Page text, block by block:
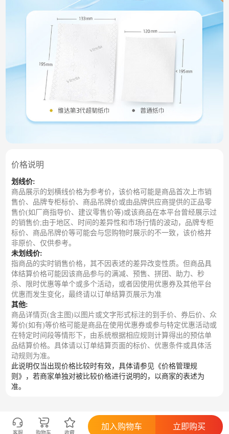
价格说明
划线价:
商品展示的划横线价格为参考价，该价格可能是商品首次上市销
售价、品牌专柜标价、商品吊牌价或由品牌供应商提供的正品零
售价(如厂商指导价、建议零售价等)或该商品在本平台曾经展示过
的销售价;由于地区、时间的差异性和市场行情的波动，品牌专柜
标价、商品吊牌价等可能会与您购物时展示的不一致，该价格并
非原价、仅供参考。
未划线价:
指商品的实时销售价格，其不因表述的差异改变性质。但商品具
体结算价格可能因该商品参与的满减、预售、拼团、助力、秒
杀、限时优惠等单个或多个活动，或者因使用优惠券及其他平台
优惠而发生变化，最终请以订单结算页展示为准
其他:
商品详情页(含主图)以图片或文字形式标注的到手价、券后价、众
筹价(如有)等价格可能是商品在使用优惠券或参与特定优惠活动或
在特定时间段等情形下，由系统根据相应规则计算得出的预估单
品结算价格。具体请以订单结算页面的标价、优惠条件或具体活
动规则为准。
此说明仅当出现价格比较时有效，具体请参见《价格管理规
则》，若商家单独对被比较价格进行说明的，以商家的表述为
准。
客服 购物车 收藏
加入购物车 立即购买